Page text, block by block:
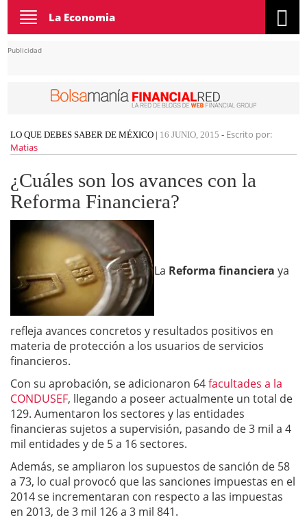
Toggle
navigation
La Economia
Publicidad
LO QUE DEBES SABER DE MÉXICO | 16 JUNIO, 2015 - Escrito por:
Matias
¿Cuáles son los avances con la
Reforma Financiera?
La Reforma financiera ya
refleja avances concretos y resultados positivos en
materia de protección a los usuarios de servicios
financieros.
Con su aprobación, se adicionaron 64facultades a la
CONDUSEF, llegando a poseer actualmente un total de
129. Aumentaron los sectores y las entidades
financieras sujetos a supervisión, pasando de 3 mil a 4
mil entidades y de 5 a 16 sectores.
Además, se ampliaron los supuestos de sanción de 58
a 73, lo cual provocó que las sanciones impuestas en el
2014 se incrementaran con respecto a las impuestas
en 2013, de 3 mil 126 a 3 mil 841.